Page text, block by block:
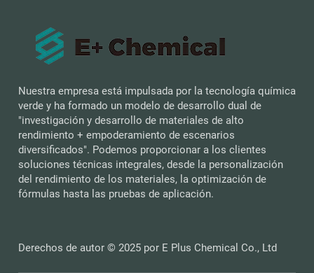
Nuestra empresa está impulsada por la tecnología química
verde y ha formado un modelo de desarrollo dual de
"investigación y desarrollo de materiales de alto
rendimiento + empoderamiento de escenarios
diversificados". Podemos proporcionar a los clientes
soluciones técnicas integrales, desde la personalización
del rendimiento de los materiales, la optimización de
fórmulas hasta las pruebas de aplicación.
Derechos de autor © 2025 por E Plus Chemical Co., Ltd